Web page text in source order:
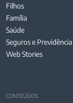
Filhos
Família
Saúde
Seguros e Previdência
Web Stories
CONTEÚDOS